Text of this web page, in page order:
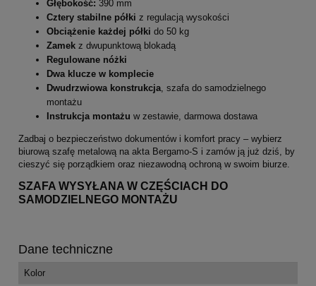
Głębokość: 390 mm
Cztery stabilne półki z regulacją wysokości
Obciążenie każdej półki do 50 kg
Zamek z dwupunktową blokadą
Regulowane nóżki
Dwa klucze w komplecie
Dwudrzwiowa konstrukcja, szafa do samodzielnego
montażu
Instrukcja montażu w zestawie, darmowa dostawa
Zadbaj o bezpieczeństwo dokumentów i komfort pracy – wybierz
biurową szafę metalową na akta Bergamo-S i zamów ją już dziś, by
cieszyć się porządkiem oraz niezawodną ochroną w swoim biurze.
SZAFA WYSYŁANA W CZĘŚCIACH DO
SAMODZIELNEGO MONTAŻU
Dane techniczne
Kolor